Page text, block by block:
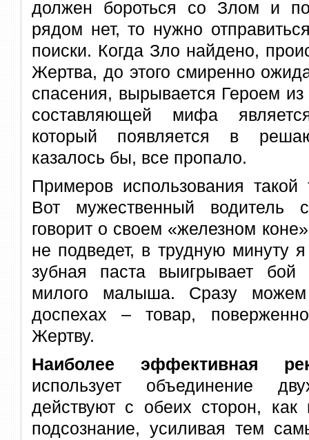
должен бороться со Злом и
рядом нет, то нужно
поиски. Когда Зло найдено,
Жертва, до этого смиренно
спасения, вырывается Героем
составляющей мифа
который появляется в
казалось бы, все пропало.
Примеров использования такой
Вот мужественный водитель
говорит о своем «железном
не подведет, в трудную минуту
зубная паста выигрывает бой
милого малыша. Сразу
доспехах – товар,
Жертву.
Наиболее эффективная
использует объединение
действуют с обеих сторон,
подсознание, усиливая тем